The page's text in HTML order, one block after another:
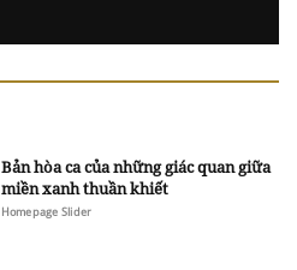
Bản hòa ca của những giác quan giữa
miền xanh thuần khiết
Homepage Slider